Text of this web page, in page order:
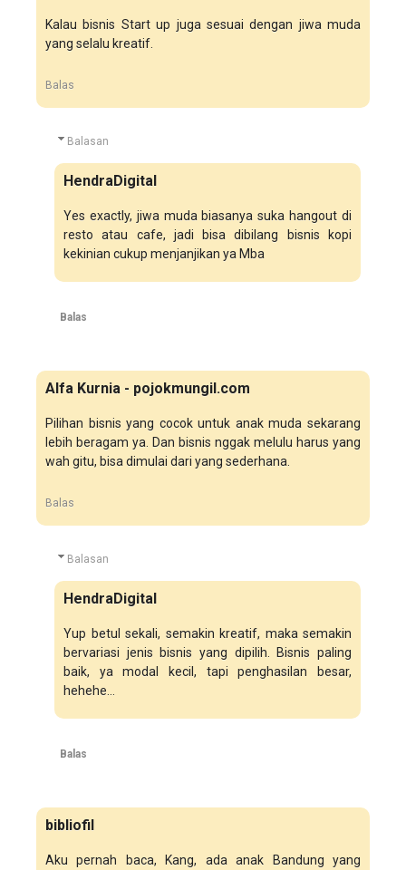
Kalau bisnis Start up juga sesuai dengan jiwa muda
yang selalu kreatif.
Balas
Balasan
HendraDigital
Yes exactly, jiwa muda biasanya suka hangout di
resto atau cafe, jadi bisa dibilang bisnis kopi
kekinian cukup menjanjikan ya Mba
Balas
Alfa Kurnia - pojokmungil.com
Pilihan bisnis yang cocok untuk anak muda sekarang
lebih beragam ya. Dan bisnis nggak melulu harus yang
wah gitu, bisa dimulai dari yang sederhana.
Balas
Balasan
HendraDigital
Yup betul sekali, semakin kreatif, maka semakin
bervariasi jenis bisnis yang dipilih. Bisnis paling
baik, ya modal kecil, tapi penghasilan besar,
hehehe...
Balas
bibliofil
Aku pernah baca, Kang, ada anak Bandung yang